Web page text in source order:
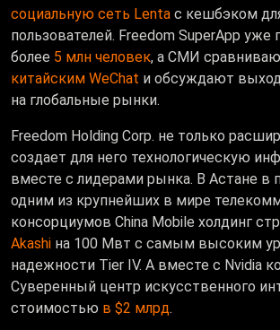
социальную сеть Lenta с кешбэком
пользователей. Freedom SuperApp уже
более 5 млн человек, а СМИ
китайским WeChat и обсуждают
на глобальные рынки.
Freedom Holding Corp. не только
создает для него технологическую
вместе с лидерами рынка. В Астане в
одним из крупнейших в мире
консорциумов China Mobile холдинг
Akashi на 100 Мвт с самым высоким
надежности Tier IV. А вместе с Nvidia
Суверенный центр искусственного
стоимостью в $2 млрд.